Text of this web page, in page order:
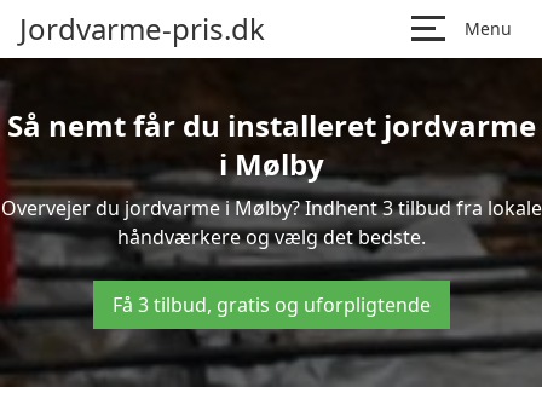
Jordvarme-pris.dk Menu
Så nemt får du installeret jordvarme
i Mølby
Overvejer du jordvarme i Mølby? Indhent 3 tilbud fra lokale
håndværkere og vælg det bedste.
Få 3 tilbud, gratis og uforpligtende